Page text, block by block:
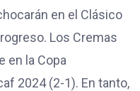
en el Clásico
Los Cremas
en la Copa
2024 (2-1). En tanto,